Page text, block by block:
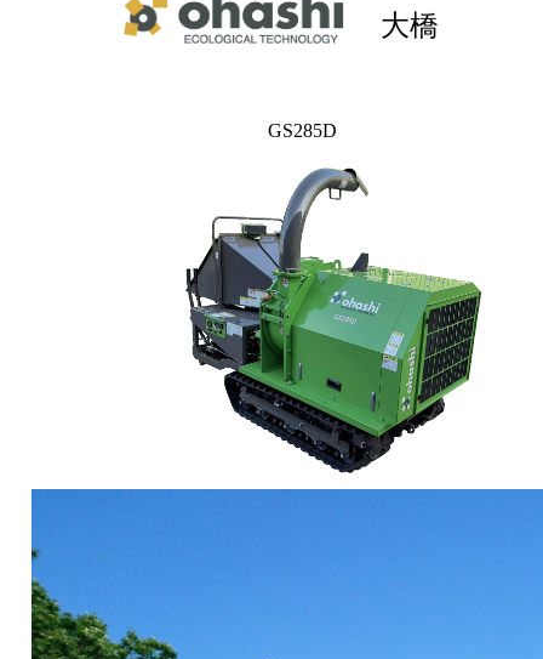
GS285D
大橋